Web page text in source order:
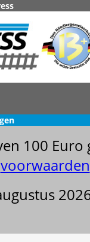
100
voorwaarden